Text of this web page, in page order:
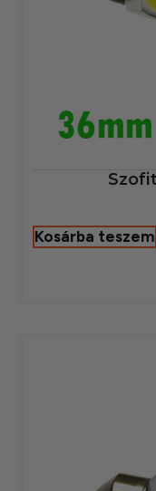
Kosárba teszem